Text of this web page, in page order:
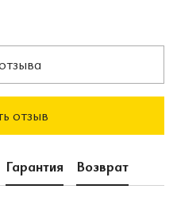
отзыв
Гарантия Возврат